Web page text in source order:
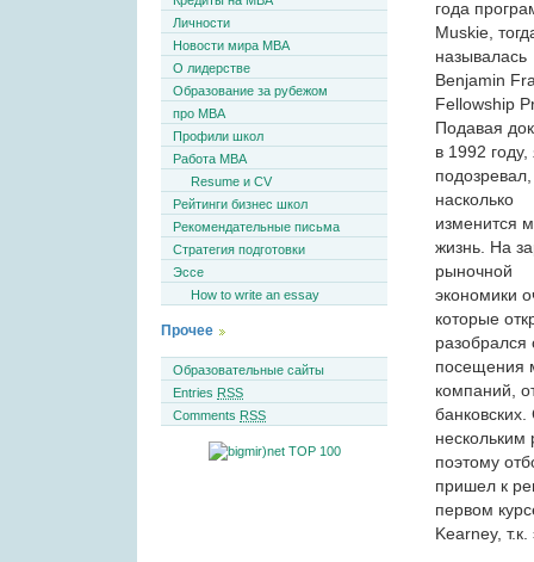
года
Muskie,
называлась
Benjamin
Fellowship
Подавая
в 1992
подозревал,
насколько
изменится
жизнь. На
рыночной
экономики
которые
разобрался
посещения
компаний,
поэтому
пришел к
первом
Kearney,
Личности
Новости мира MBA
О лидерстве
Образование за рубежом
про MBA
Профили школ
Работа MBA
Resume и CV
Рейтинги бизнес школ
Рекомендательные письма
Стратегия подготовки
Эссе
How to write an essay
Прочее
Образовательные сайты
Entries RSS
Comments RSS